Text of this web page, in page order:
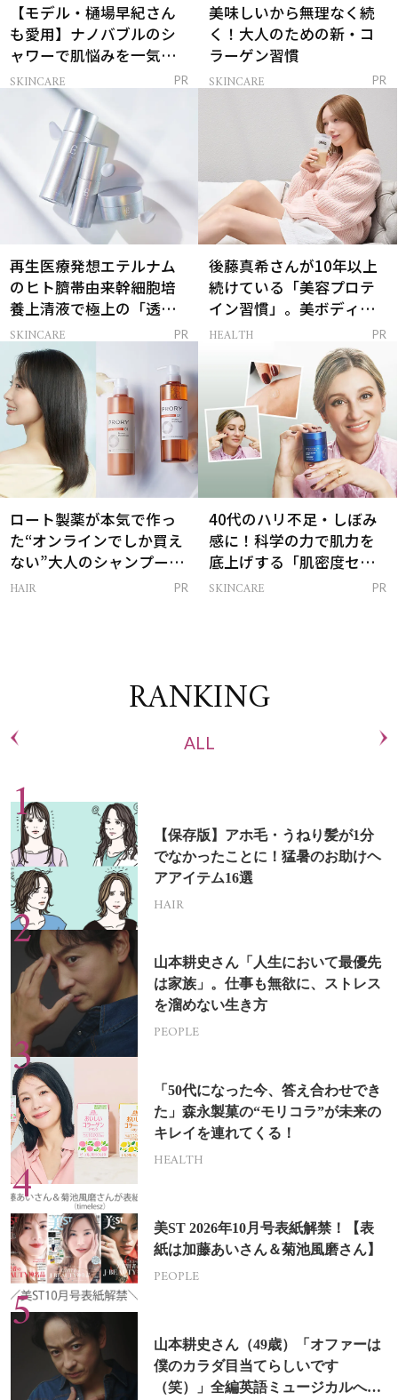
【モデル・樋場早紀さん
も愛用】ナノバブルのシ
ャワーで肌悩みを一気に
解決
SKINCARE PR
美味しいから無理なく続
く！大人のための新・コ
ラーゲン習慣
SKINCARE PR
再生医療発想エテルナム
のヒト臍帯由来幹細胞培
養上清液で極上の「透明
感ハリ肌」へ
SKINCARE PR
後藤真希さんが10年以上
続けている「美容プロテ
イン習慣」。美ボディを
支える朝ルーティンと
HEALTH PR
ロート製薬が本気で作っ
た“オンラインでしか買え
ない”大人のシャンプー＆
トリートメントって？
HAIR PR
40代のハリ不足・しぼみ
感に！科学の力で肌力を
底上げする「肌密度セラ
ム」
SKINCARE PR
RANKING
ALL
【保存版】アホ毛・うねり髪が1分
でなかったことに！猛暑のお助けヘ
アアイテム16選
HAIR
山本耕史さん「人生において最優先
は家族」。仕事も無欲に、ストレス
を溜めない生き方
PEOPLE
「50代になった今、答え合わせでき
た」森永製菓の“モリコラ”が未来の
キレイを連れてくる！
HEALTH
美ST 2026年10月号表紙解禁！【表
紙は加藤あいさん＆菊池風磨さん】
PEOPLE
山本耕史さん（49歳）「オファーは
僕のカラダ目当てらしいです
（笑）」全編英語ミュージカルへの